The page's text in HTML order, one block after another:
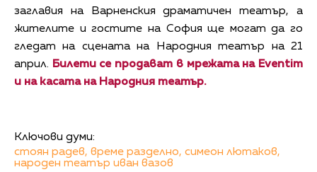
заглавия на Варненския драматичен театър, а
жителите и гостите на София ще могат да го
гледат на сцената на Народния театър на 21
април. Билети се продават в мрежата на Eventim
и на касата на Народния театър.
Ключови думи:
стоян радев, време разделно, симеон лютаков,
народен театър иван вазов